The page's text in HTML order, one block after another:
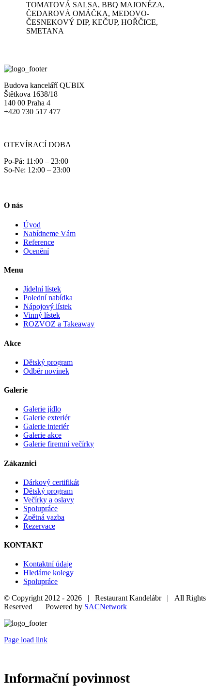
TOMATOVÁ SALSA, BBQ MAJONÉZA,
ČEDAROVÁ OMÁČKA, MEDOVO-
ČESNEKOVÝ DIP, KEČUP, HOŘČICE,
SMETANA
Budova kanceláří QUBIX
Štětkova 1638/18
140 00 Praha 4
+420 730 517 477
OTEVÍRACÍ DOBA
Po-Pá: 11:00 – 23:00
So-Ne: 12:00 – 23:00
O nás
Úvod
Nabídneme Vám
Reference
Ocenění
Menu
Jídelní lístek
Polední nabídka
Nápojový lístek
Vinný lístek
ROZVOZ a Takeaway
Akce
Dětský program
Odběr novinek
Galerie
Galerie jídlo
Galerie exteriér
Galerie interiér
Galerie akce
Galerie firemní večírky
Zákaznici
Dárkový certifikát
Dětský program
Večírky a oslavy
Spolupráce
Zpětná vazba
Rezervace
KONTAKT
Kontaktní údaje
Hledáme kolegy
Spolupráce
© Copyright 2012 - 2026 | Restaurant Kandelábr | All Rights
Reserved | Powered by SACNetwork
Page load link
Informační povinnost